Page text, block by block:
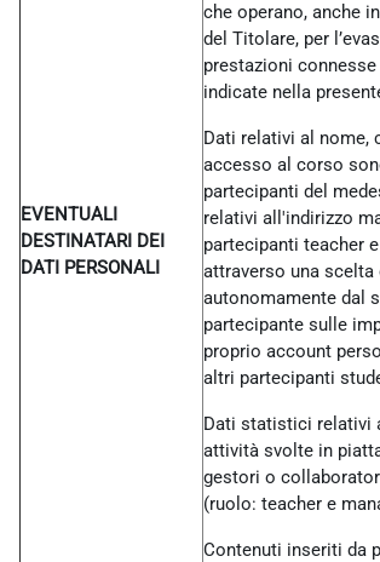
EVENTUALI
DESTINATARI DEI
DATI PERSONALI
che operano, anche
del Titolare, per
prestazioni
indicate nella
Dati relativi al nome,
accesso al corso
partecipanti del
relativi all'indirizzo
partecipanti teacher
attraverso una scelta
autonomamente dal
partecipante sulle
proprio account
altri partecipanti
Dati statistici relativi
attività svolte in
gestori o
(ruolo: teacher e
Contenuti inseriti da